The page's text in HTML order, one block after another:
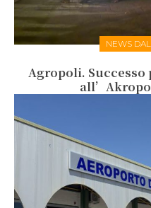
NEWS
Agropoli.